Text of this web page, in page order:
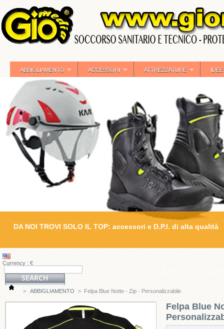
ABBIGLIAMENTO
ACCESSORI
ATTREZZATURE
DA NOI TROVI SOLO IL TOP: accessori e D.P.I. di alta qualità
Currency : €
> ABBIGLIAMENTO > Felpa Blue Notte - Zip - Personalizzabile
Felpa Blue